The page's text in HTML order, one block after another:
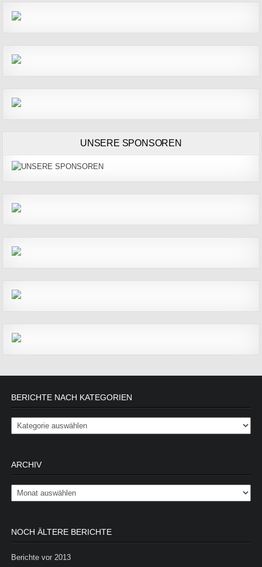
UNSERE SPONSOREN
BERICHTE NACH KATEGORIEN
Berichte nach Kategorien
ARCHIV
Archiv
NOCH ÄLTERE BERICHTE
Berichte vor 2013